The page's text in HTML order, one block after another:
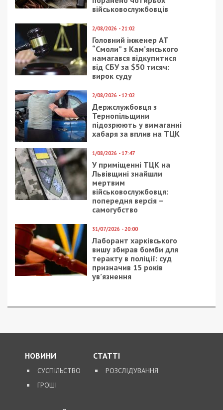
Категории:Суспільство| Метки:ремонт
школа
Рекламні блоки дають нам змогу
залишатися незалежними ЗМІ, а вам -
отримувати найсвіжіші новини під ними.
за останніми новинами!
Приєднатися
Читайте також
Предыдущая статья:
Стриптизер из Днепра станцует в
популярном телешоу: видео
Следующая статья:
В Днепре рассказали об истории
патефонного завода: фото
10/07/2018 - 13:35
страны возобновил